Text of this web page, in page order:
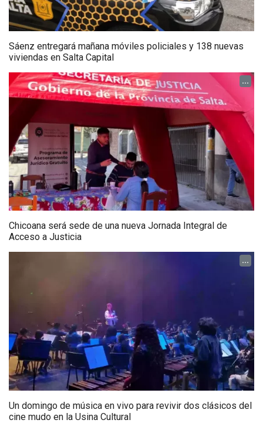
Sáenz entregará mañana móviles policiales y 138 nuevas
viviendas en Salta Capital
...
Chicoana será sede de una nueva Jornada Integral de
Acceso a Justicia
...
Un domingo de música en vivo para revivir dos clásicos del
cine mudo en la Usina Cultural